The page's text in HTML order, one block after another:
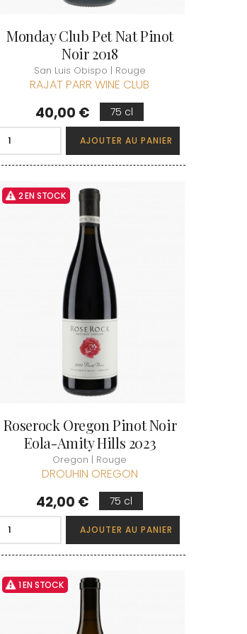
Monday Club Pet Nat Pinot
Noir 2018
San Luis Obispo | Rouge
RAJAT PARR WINE CLUB
Prix
40,00 € 75 cl
AJOUTER AU PANIER
2 EN STOCK
Roserock Oregon Pinot Noir
Eola-Amity Hills 2023
Oregon | Rouge
DROUHIN OREGON
Prix
42,00 € 75 cl
AJOUTER AU PANIER
1 EN STOCK